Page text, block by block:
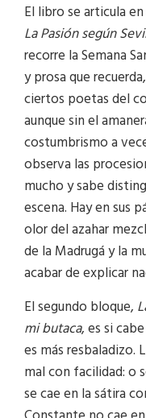
El libro se articula
La Pasión según
recorre la Semana
y prosa que
ciertos poetas del
aunque sin el
costumbrismo a
observa las
mucho y sabe
escena. Hay en sus
olor del azahar
de la Madrugá y la
acabar de explicar
El segundo bloque,
mi butaca, es si
es más resbaladizo.
mal con facilidad: o
se cae en la sátira